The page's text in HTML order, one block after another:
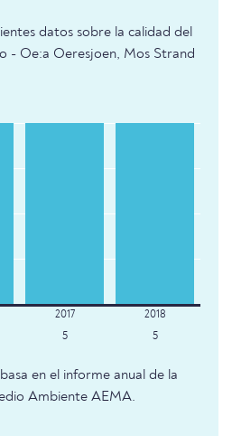
datos sobre la calidad del
- Oe:a Oeresjoen, Mos Strand
5 5
en el informe anual de la
Ambiente AEMA.